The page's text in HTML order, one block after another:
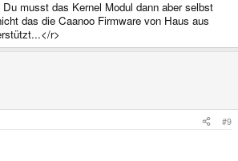
musst das Kernel Modul dann aber selbst
das die Caanoo Firmware von Haus aus
r>
#9